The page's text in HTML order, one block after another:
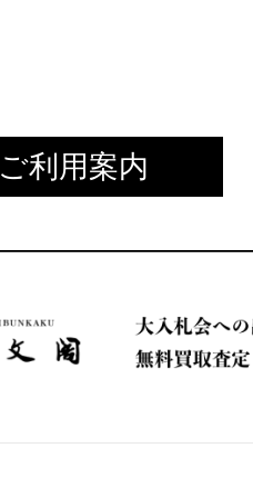
ご利用案内